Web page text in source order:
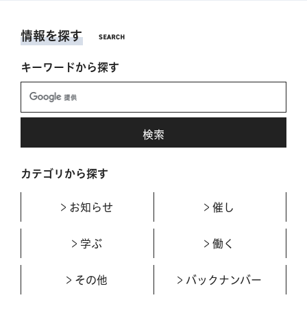
情報を探す
キーワードから探す
カテゴリから探す
お知らせ 催し
学ぶ 働く
その他 バックナンバー